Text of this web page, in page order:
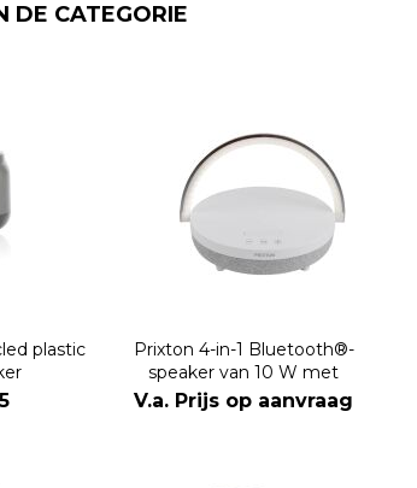
DE CATEGORIE
plastic
Prixton 4-in-1 Bluetooth®-
speaker van 10 W met
ledverlichting en draadloos
oplaadstation
V.a. Prijs op aanvraag